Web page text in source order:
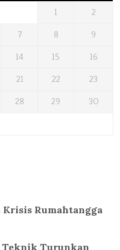
1
2
7 8
9
14 15
16
21 22
23
28 29
30
Krisis Rumahtangga
Turunkan